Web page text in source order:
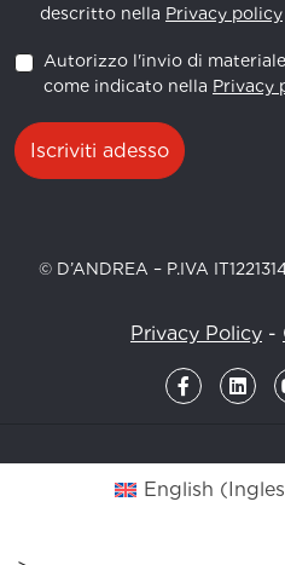
descritto nella Privacy policy
Autorizzo l'invio di
come indicato nella Privacy
Iscriviti adesso
© D’ANDREA – P.IVA
Privacy Policy -
English (